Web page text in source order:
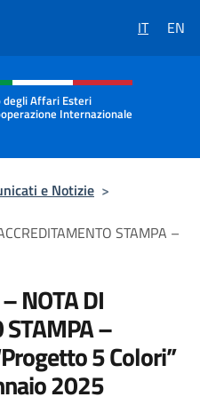
IT EN
e menù
degli Affari Esteri
Internazionale
e Notizie >
STAMPA –
NOTA DI
STAMPA –
5 Colori”
2025